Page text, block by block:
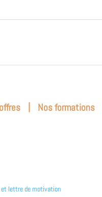
| Nos formations
et lettre de motivation